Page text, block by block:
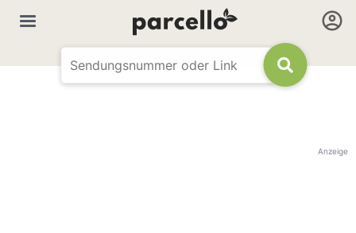
Anzeige